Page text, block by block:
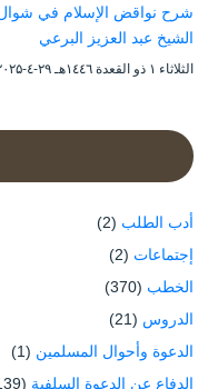
الشيخ عبد العزيز البرعي
الثلاثاء ۱ ذو القعدة ۱٤٤٦هـ ۲۹-٤-۲۰۲۵م
أدب الطلب (2)
إجتماعات (2)
الخطب (370)
الدروس (21)
الدعوة وأحوال المسلمين (1)
الدفاع عن الدعوة السلفية (139)